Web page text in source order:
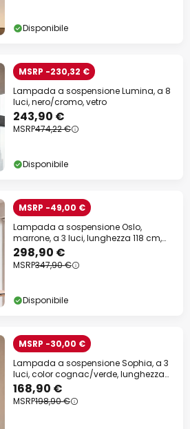
Disponibile
MSRP -230,32 €
Lampada a sospensione Lumina, a 8
luci, nero/cromo, vetro
243,90 €
MSRP474,22 €
Disponibile
MSRP -49,00 €
Lampada a sospensione Oslo,
marrone, a 3 luci, lunghezza 118 cm,
E27
298,90 €
MSRP347,90 €
Disponibile
MSRP -30,00 €
Lampada a sospensione Sophia, a 3
luci, color cognac/verde, lunghezza
65 cm, E14
168,90 €
MSRP198,90 €